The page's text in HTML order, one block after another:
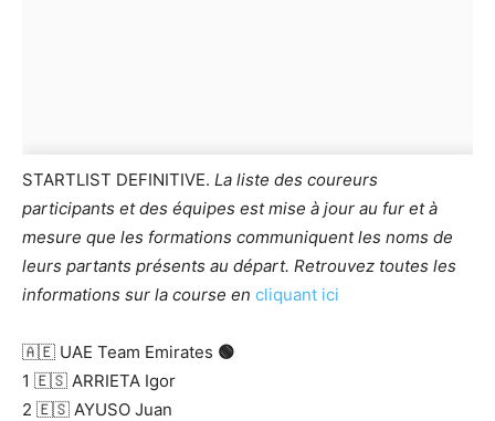
STARTLIST DEFINITIVE. La liste des coureurs
participants et des équipes est mise à jour au fur et à
mesure que les formations communiquent les noms de
leurs partants présents au départ. Retrouvez toutes les
informations sur la course en cliquant ici
🇦🇪 UAE Team Emirates 🟢
1 🇪🇸 ARRIETA Igor
2 🇪🇸 AYUSO Juan